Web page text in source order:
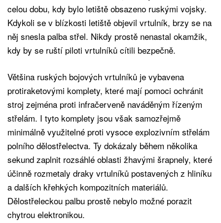
celou dobu, kdy bylo letiště obsazeno ruskými vojsky.
Kdykoli se v blízkosti letiště objevil vrtulník, brzy se na
něj snesla palba střel. Nikdy prostě nenastal okamžik,
kdy by se ruští piloti vrtulníků cítili bezpečně.
Většina ruských bojových vrtulníků je vybavena
protiraketovými komplety, které mají pomoci ochránit
stroj zejména proti infračerveně naváděným řízeným
střelám. I tyto komplety jsou však samozřejmě
minimálně využitelné proti vysoce explozivním střelám
polního dělostřelectva. Ty dokázaly během několika
sekund zaplnit rozsáhlé oblasti žhavými šrapnely, které
účinně rozmetaly draky vrtulníků postavených z hliníku
a dalších křehkých kompozitních materiálů.
Dělostřeleckou palbu prostě nebylo možné porazit
chytrou elektronikou.